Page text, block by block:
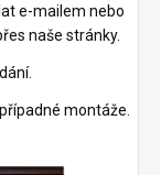
e-mailem nebo
naše stránky.
montáže.